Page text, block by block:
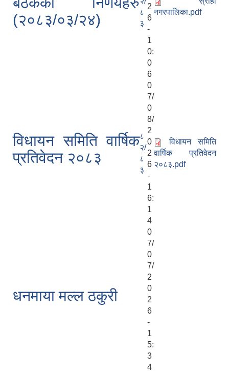
(२०८३/०३/२४)
८
३
2
6
-
1
0:
0
6
नगरपालिका.pdf
विधायन समिति वार्षिक
प्रतिवेदन २०८३
८
२/
८
३
0
7/
0
8/
2
0
2
6
-
1
6:
1
4
विधायन समिति
वार्षिक प्रतिवेदन
२०८३.pdf
धनमाया मल्ल ठकुरी
0
7/
0
7/
2
0
2
6
-
1
5:
3
4